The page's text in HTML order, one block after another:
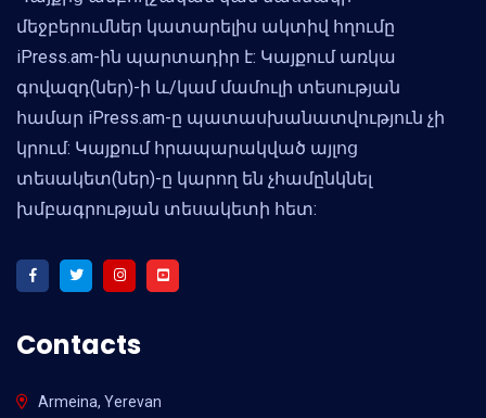
մեջբերումներ կատարելիս ակտիվ հղումը
iPress.am-ին պարտադիր է: Կայքում առկա
գովազդ(ներ)-ի և/կամ մամուլի տեսության
համար iPress.am-ը պատասխանատվություն չի
կրում: Կայքում հրապարակված այլոց
տեսակետ(ներ)-ը կարող են չհամընկնել
խմբագրության տեսակետի հետ:
Contacts
Armeina, Yerevan